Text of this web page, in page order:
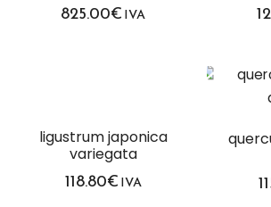
825.00€IVA
ligustrum japonica
variegata
118.80€IVA